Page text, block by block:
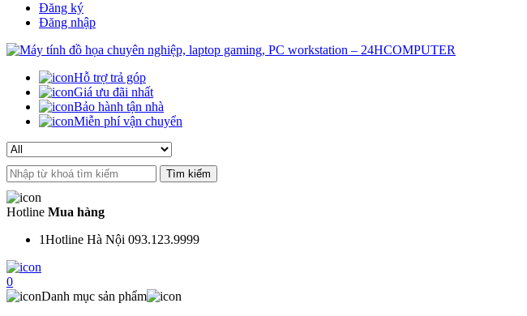
Đăng ký
Đăng nhập
Hỗ trợ trả góp
Giá ưu đãi nhất
Bảo hành tận nhà
Miễn phí vận chuyển
Search
for:
Hotline Mua hàng
1Hotline Hà Nội 093.123.9999
0
Danh mục sản phẩm